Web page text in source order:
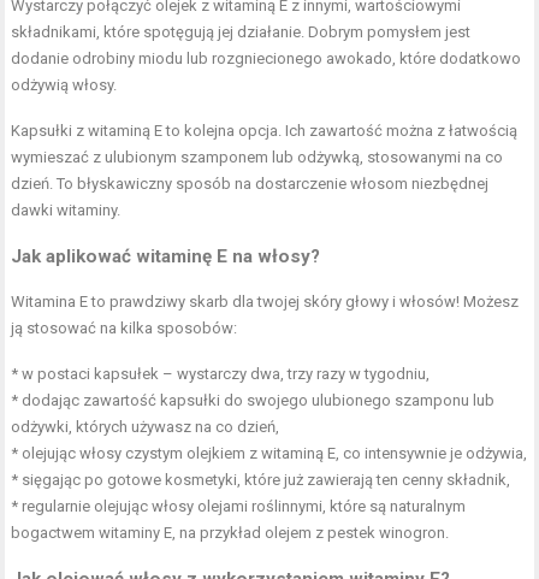
Wystarczy połączyć olejek z witaminą E z innymi, wartościowymi
składnikami, które spotęgują jej działanie. Dobrym pomysłem jest
dodanie odrobiny miodu lub rozgniecionego awokado, które dodatkowo
odżywią włosy.
Kapsułki z witaminą E to kolejna opcja. Ich zawartość można z łatwością
wymieszać z ulubionym szamponem lub odżywką, stosowanymi na co
dzień. To błyskawiczny sposób na dostarczenie włosom niezbędnej
dawki witaminy.
Jak aplikować witaminę E na włosy?
Witamina E to prawdziwy skarb dla twojej skóry głowy i włosów! Możesz
ją stosować na kilka sposobów:
* w postaci kapsułek – wystarczy dwa, trzy razy w tygodniu,
* dodając zawartość kapsułki do swojego ulubionego szamponu lub
odżywki, których używasz na co dzień,
* olejując włosy czystym olejkiem z witaminą E, co intensywnie je odżywia,
* sięgając po gotowe kosmetyki, które już zawierają ten cenny składnik,
* regularnie olejując włosy olejami roślinnymi, które są naturalnym
bogactwem witaminy E, na przykład olejem z pestek winogron.